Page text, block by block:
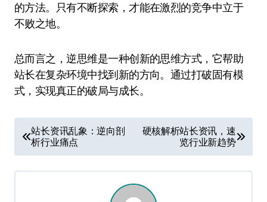
的方法。只有不断探索，才能在激烈的竞争中立于
不败之地。
总而言之，逆思维是一种创新的思维方式，它帮助
站长在复杂环境中找到新的方向。通过打破固有模
式，实现真正的破局与成长。
章
导
站长资讯乱象：逆向剖
析行业痛点
硬核解析站长资讯，速
览行业新趋势